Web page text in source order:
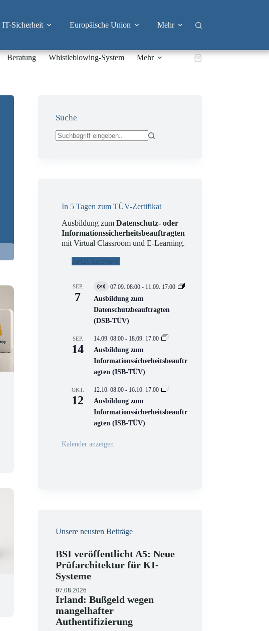
IT-Sicherheit Europäische Union Mehr
Beratung Whistleblowing-System Mehr Warenkorb
Suche
In 5 Tagen zum TÜV-Zertifikat
Ausbildung zumDatenschutz- oder
Informationssicherheitsbeauftragten
mit Virtual Classroom und E-Learning.
Jetzt buchen!
SEP.
7
V
i
t
u
l
V
e
r
n
s
t
a
t
n
07.09. 08:00 - 11.09. 17:00
Ausbildung zum
Datenschutzbeauftragten
(DSB-TÜV)
SEP.
14
14.09. 08:00 - 18.09. 17:00
Ausbildung zum
Informationssicherheitsbeauftr
agten (ISB-TÜV)
OKT.
12
12.10. 08:00 - 16.10. 17:00
Ausbildung zum
Informationssicherheitsbeauftr
agten (ISB-TÜV)
Kalender anzeigen
Unsere neusten Beiträge
BSI veröffentlicht A5: Neue
Prüfarchitektur für KI-
Systeme
07.08.2026
Irland: Bußgeld wegen
mangelhafter
Authentifizierung